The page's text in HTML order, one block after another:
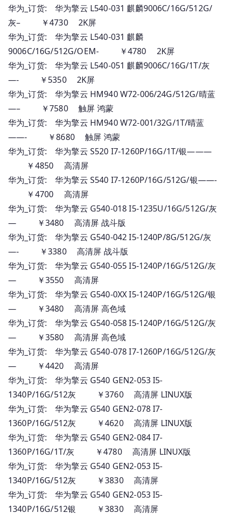
华为_订货: 华为擎云 L540-031 麒麟9006C/16G/512G/
灰– ￥4730 2K屏
华为_订货: 华为擎云 L540-031 麒麟
9006C/16G/512G/OEM- ￥4780 2K屏
华为_订货: 华为擎云 L540-051 麒麟9006C/16G/1T/灰
—- ￥5350 2K屏
华为_订货: 华为擎云 HM940 W72-006/24G/512G/晴蓝
—– ￥7580 触屏 鸿蒙
华为_订货: 华为擎云 HM940 W72-001/32G/1T/晴蓝
——- ￥8680 触屏 鸿蒙
华为_订货: 华为擎云 S520 I7-1260P/16G/1T/银———
￥4850 高清屏
华为_订货: 华为擎云 S540 I7-1260P/16G/512G/银——-
￥4700 高清屏
华为_订货: 华为擎云 G540-018 I5-1235U/16G/512G/灰
— ￥3480 高清屏 战斗版
华为_订货: 华为擎云 G540-042 I5-1240P/8G/512G/灰
—- ￥3380 高清屏 战斗版
华为_订货: 华为擎云 G540-055 I5-1240P/16G/512G/灰
— ￥3550 高清屏
华为_订货: 华为擎云 G540-0XX I5-1240P/16G/512G/银
— ￥3480 高清屏 高色域
华为_订货: 华为擎云 G540-058 I5-1240P/16G/512G/灰
— ￥3580 高清屏 高色域
华为_订货: 华为擎云 G540-078 I7-1260P/16G/512G/灰
— ￥4420 高清屏
华为_订货: 华为擎云 G540 GEN2-053 I5-
1340P/16G/512灰 ￥3760 高清屏 LINUX版
华为_订货: 华为擎云 G540 GEN2-078 I7-
1360P/16G/512灰 ￥4620 高清屏 LINUX版
华为_订货: 华为擎云 G540 GEN2-084 I7-
1360P/16G/1T/灰 ￥4780 高清屏 LINUX版
华为_订货: 华为擎云 G540 GEN2-053 I5-
1340P/16G/512灰 ￥3830 高清屏
华为_订货: 华为擎云 G540 GEN2-053 I5-
1340P/16G/512银 ￥3830 高清屏